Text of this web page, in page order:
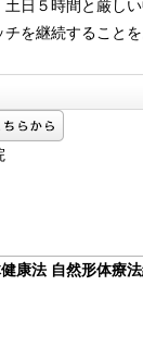
日５時間と厳し
を継続することを